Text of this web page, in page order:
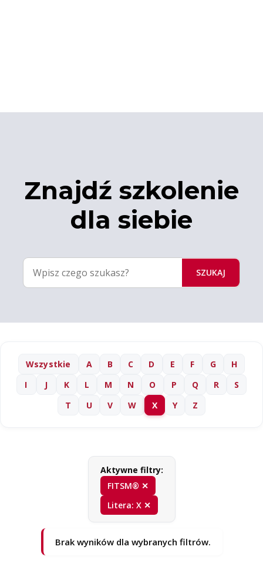
Znajdź szkolenie
dla siebie
SZUKAJ
Wszystkie A B C D E F G
H
I
J K L M N O P Q R
S
T
U V W X Y Z
Aktywne filtry:
FITSM® ✕
Litera: X ✕
Brak wyników dla wybranych filtrów.